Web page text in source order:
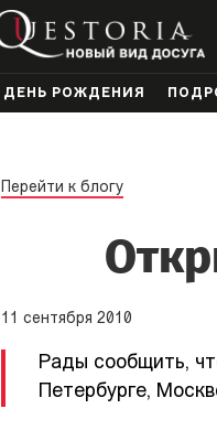
ДЕНЬ РОЖДЕНИЯ
Перейти к блогу
11 сентября 2010
Рады сообщить,
Петербурге,